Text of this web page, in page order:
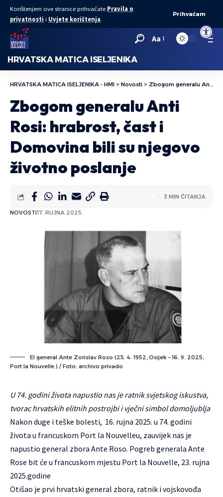
Open
Korištenjem ove stranice prihvaćate Pravila o
privatnosti i Uvjete korištenja.
Prihvaćam
Aa
HRVATSKA MATICA ISELJENIKA
HRVATSKA MATICA ISELJENIKA - HMI > Novosti > Zbogom generalu Anti Rosi: hrabrost, čast i Domovina bili su njegovo životno poslanje
Zbogom generalu Anti
Rosi: hrabrost, čast i
Domovina bili su njegovo
životno poslanje
NOVOSTI17. RUJNA 2025.
3 MIN ČITANJA
El general Ante Zorislav Roso (25. 4. 1952, Osijek – 16. 9. 2025,
Port la Nouvelle ) / Foto: archivo privado
U 74. godini života napustio nas je ratnik svjetskog iskustva,
tvorac hrvatskih elitnih postrojbi i vječni simbol domoljublja
Nakon duge i teške bolesti, 16. rujna 2025. u 74. godini
života u francuskom Port la Nouvelleu, zauvijek nas je
napustio general zbora Ante Roso. Pogreb generala Ante
Rose bit će u francuskom mjestu Port la Nouvelle, 23. rujna
2025.godine
Otišao je prvi hrvatski general zbora, ratnik i vojskovođa